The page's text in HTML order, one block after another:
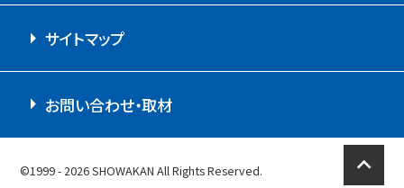
サイトマップ
お問い合わせ・取材
©1999 - 2026 SHOWAKAN All Rights Reserved. expand_less